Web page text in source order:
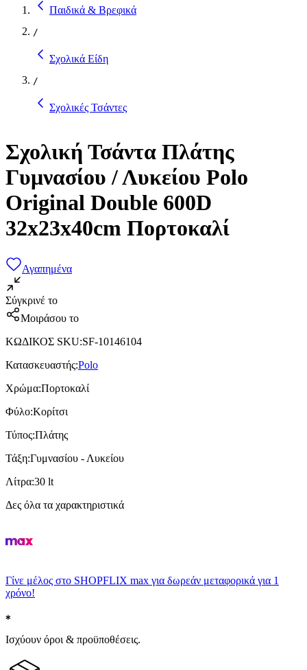
Παιδικά & Βρεφικά
/
Σχολικά Είδη
/
Σχολικές Τσάντες
Σχολική Τσάντα Πλάτης
Γυμνασίου / Λυκείου Polo
Original Double 600D
32x23x40cm Πορτοκαλί
Αγαπημένα
Σύγκρινέ το
Μοιράσου το
ΚΩΔΙΚΟΣ SKU:SF-10146104
Κατασκευαστής:Polo
Χρώμα:Πορτοκαλί
Φύλο:Κορίτσι
Τύπος:Πλάτης
Τάξη:Γυμνασίου - Λυκείου
Λίτρα:30 lt
Δες όλα τα χαρακτηριστικά
Γίνε μέλος στο SHOPFLIX max για δωρεάν μεταφορικά για 1
χρόνο!
Ισχύουν όροι & προϋποθέσεις.